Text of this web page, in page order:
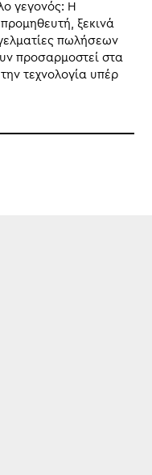
γεγονός: Η
ξεκινά
πωλήσεων
προσαρμοστεί στα
τηντεχνολογία υπέρ